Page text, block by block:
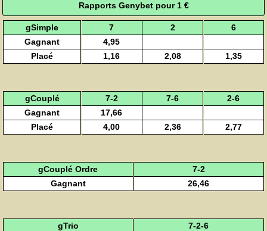
Rapports Genybet pour 1 €
gSimple 7 2
6
Gagnant
4,95
Placé
1,16 2,08 1,35
gCouplé 7-2 7-6
2-6
Gagnant
17,66
Placé
4,00 2,36 2,77
gCouplé Ordre
7-2
Gagnant
26,46
gTrio
7-2-6